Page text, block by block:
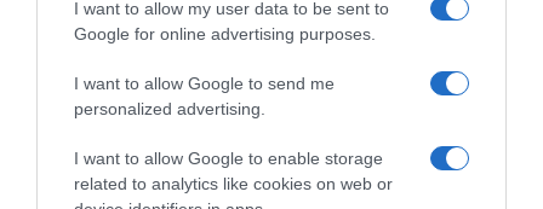
I want to allow my user data to be sent to
Google for online advertising purposes.
I want to allow Google to send me
personalized advertising.
I want to allow Google to enable storage
related to analytics like cookies on web or